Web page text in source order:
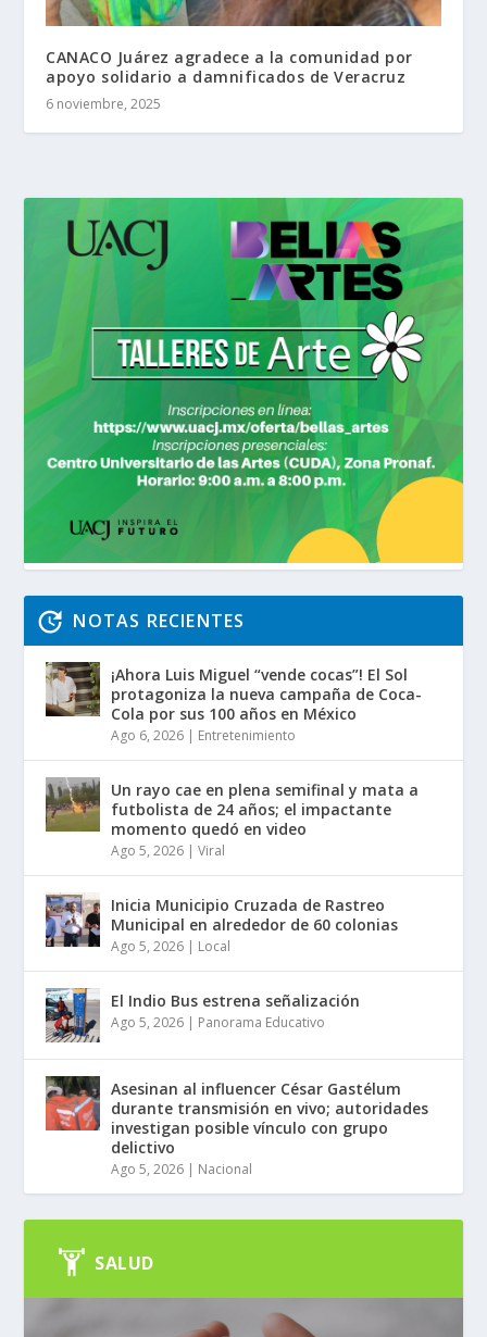
CANACO Juárez agradece a la comunidad por
apoyo solidario a damnificados de Veracruz
6 noviembre, 2025
NOTAS RECIENTES
¡Ahora Luis Miguel “vende cocas”! El Sol
protagoniza la nueva campaña de Coca-
Cola por sus 100 años en México
Ago 6, 2026 | Entretenimiento
Un rayo cae en plena semifinal y mata a
futbolista de 24 años; el impactante
momento quedó en video
Ago 5, 2026 |Viral
Inicia Municipio Cruzada de Rastreo
Municipal en alrededor de 60 colonias
Ago 5, 2026 | Local
El Indio Bus estrena señalización
Ago 5, 2026 | Panorama Educativo
Asesinan al influencer César Gastélum
durante transmisión en vivo; autoridades
investigan posible vínculo con grupo
delictivo
Ago 5, 2026 | Nacional
SALUD